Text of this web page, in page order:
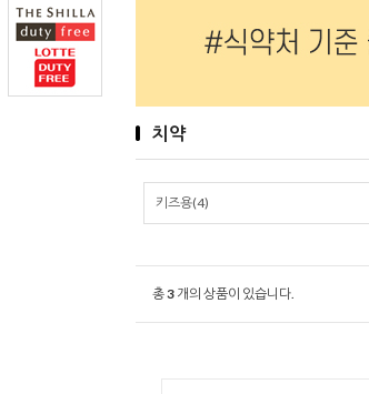
치약
키즈용(4)
총3 개의 상품이 있습니다.